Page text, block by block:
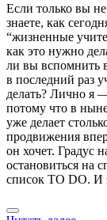
Если только вы
знаете, как
“жизненные
как это нужно
ли вы вспомнить
в последний раз
делать? Лично я
потому что в
уже делает
продвижения
он хочет. Градус
остановиться на
список TO DO. И